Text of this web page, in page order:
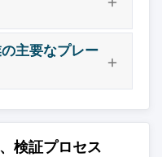
残り
主要なプレー
検証プロセス